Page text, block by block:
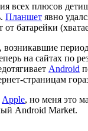
всех плюсов
Планшет явно
батарейки
на сайтах по
Android
страницам
Apple, но меня это
Android Market.